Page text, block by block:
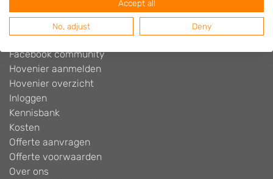
Cookiebeleid
Disclaimer
Facebook
Facebook community
Hovenier aanmelden
Hovenier overzicht
Inloggen
Kennisbank
Kosten
Offerte aanvragen
Offerte voorwaarden
Over ons
Accept all
No, adjust Deny